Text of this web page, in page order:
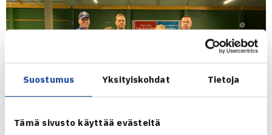
Suostumus Yksityiskohdat Tietoja
Tämä sivusto käyttää evästeitä